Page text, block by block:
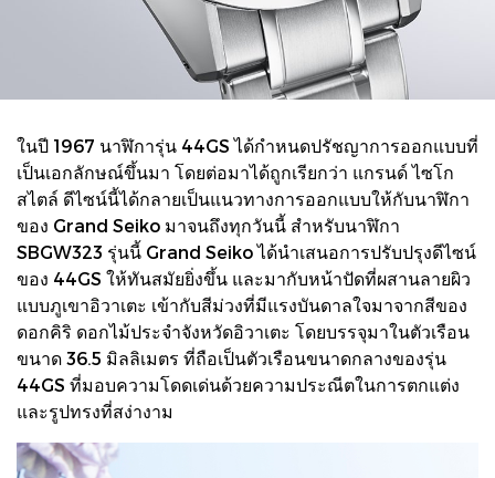
ในปี 1967 นาฬิการุ่น 44GS ได้กำหนดปรัชญาการออกแบบที่
เป็นเอกลักษณ์ขึ้นมา โดยต่อมาได้ถูกเรียกว่า แกรนด์ ไซโก
สไตล์ ดีไซน์นี้ได้กลายเป็นแนวทางการออกแบบให้กับนาฬิกา
ของ Grand Seiko มาจนถึงทุกวันนี้ สําหรับนาฬิกา
SBGW323 รุ่นนี้ Grand Seiko ได้นำเสนอการปรับปรุงดีไซน์
ของ 44GS ให้ทันสมัยยิ่งขึ้น และมากับหน้าปัดที่ผสานลายผิว
แบบภูเขาอิวาเตะ เข้ากับสีม่วงที่มีแรงบันดาลใจมาจากสีของ
ดอกคิริ ดอกไม้ประจำจังหวัดอิวาเตะ โดยบรรจุมาในตัวเรือน
ขนาด 36.5 มิลลิเมตร ที่ถือเป็นตัวเรือนขนาดกลางของรุ่น
44GS ที่มอบความโดดเด่นด้วยความประณีตในการตกแต่ง
และรูปทรงที่สง่างาม